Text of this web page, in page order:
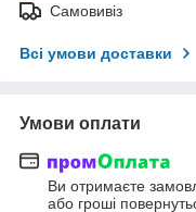
Самовивіз
Всі умови доставки
Умови оплати
Ви отримаєте
або гроші